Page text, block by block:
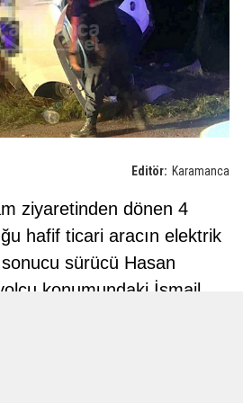
Editör: Karamanca
ziyaretinden dönen 4
hafif ticari aracın elektrik
sürücü Hasan
konumundaki İsmail